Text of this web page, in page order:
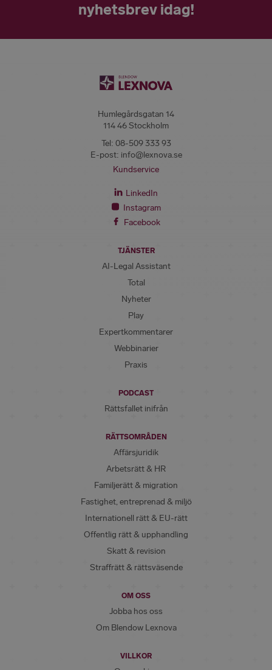
nyhetsbrev idag!
Humlegårdsgatan 14
114 46 Stockholm
Tel: 08-509 333 93
E-post: info@lexnova.se
Kundservice
LinkedIn
Instagram
Facebook
TJÄNSTER
AI-Legal Assistant
Total
Nyheter
Play
Expertkommentarer
Webbinarier
Praxis
PODCAST
Rättsfallet inifrån
RÄTTSOMRÅDEN
Affärsjuridik
Arbetsrätt & HR
Familjerätt & migration
Fastighet, entreprenad & miljö
Internationell rätt & EU-rätt
Offentlig rätt & upphandling
Skatt & revision
Straffrätt & rättsväsende
OM OSS
Jobba hos oss
Om Blendow Lexnova
VILLKOR